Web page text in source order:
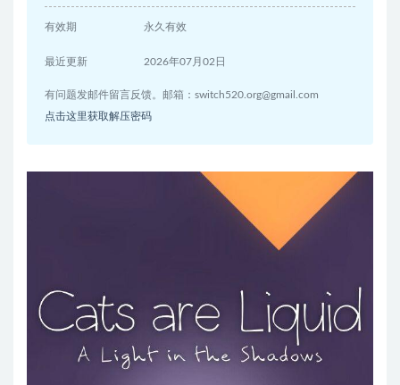
有效期 永久有效
最近更新 2026年07月02日
有问题发邮件留言反馈。邮箱： switch520.org@gmail.com
点击这里获取解压密码